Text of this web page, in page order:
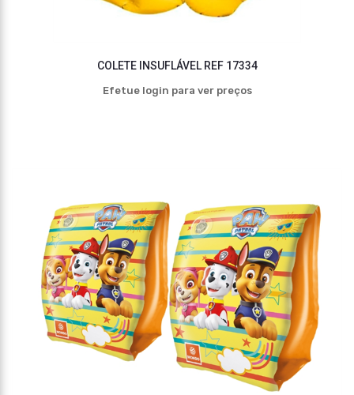
COLETE INSUFLÁVEL REF 17334
Efetue login para ver preços